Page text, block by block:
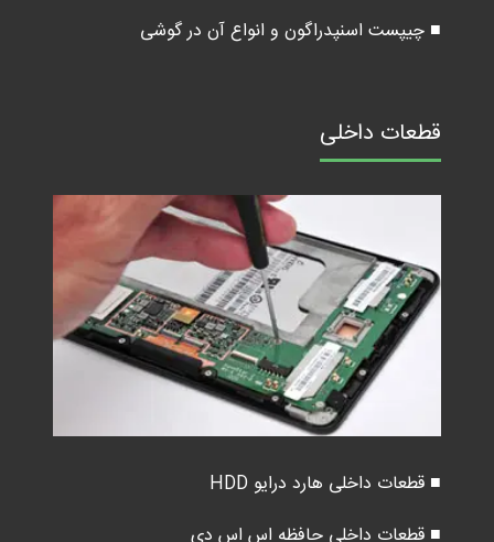
■ چیپست اسنپدراگون و انواع آن در گوشی
قطعات داخلی
■ قطعات داخلی هارد درایو HDD
■ قطعات داخلی حافظه اس اس دی